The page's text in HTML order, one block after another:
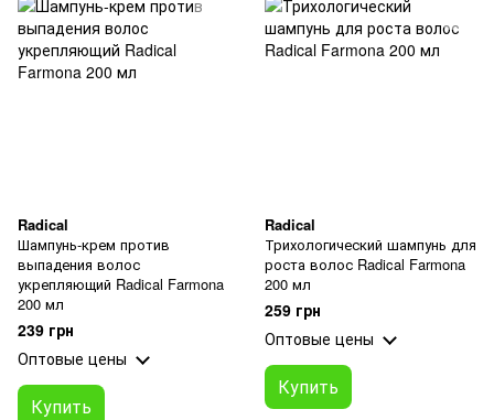
Radical
Шампунь-крем против
выпадения волос
укрепляющий Radical Farmona
200 мл
239 грн
Оптовые цены
Купить
Radical
Трихологический шампунь для
роста волос Radical Farmona
200 мл
259 грн
Оптовые цены
Купить